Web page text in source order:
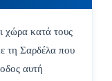
χώρα κατά τους
τη Σαρδέλα που
αυτή